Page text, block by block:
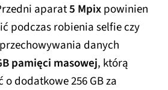
aparat5 Mpixpowinien
podczas robienia selfie czy
danych
pamięci masowej, którą
o dodatkowe 256 GB za